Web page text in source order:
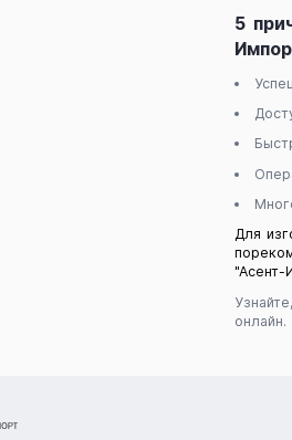
5
Для
"Асент-
онлайн.